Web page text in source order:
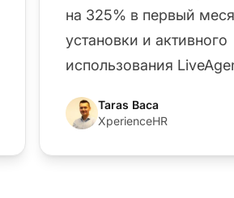
на 325% в первый
установки и активного
использования
Taras Baca
XperienceHR